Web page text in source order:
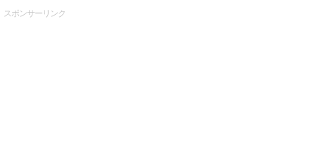
スポンサーリンク